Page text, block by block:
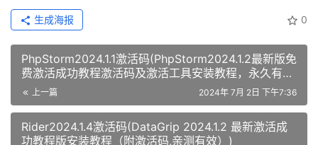
0
生成海报
PhpStorm2024.1.1激活码(PhpStorm2024.1.2最新版免
费激活成功教程激活码及激活工具安装教程，永久有
效，亲测靠谱)
上一篇 2024年 7月 2日 下午7:36
Rider2024.1.4激活码(DataGrip 2024.1.2 最新激活成
功教程版安装教程（附激活码,亲测有效）)